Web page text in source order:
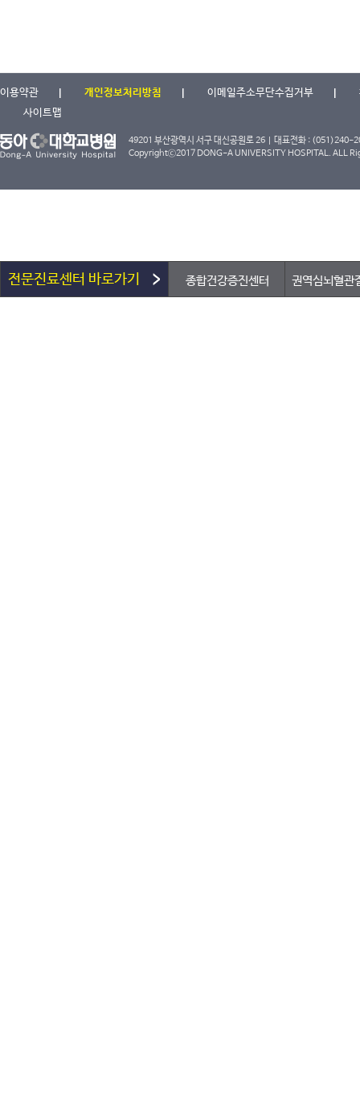
전문진료센터 바로가기 종합건강증진센터 권역심뇌혈관
이용약관 개인정보처리방침 이메일주소무단수집거부
사이트맵
49201 부산광역시 서구 대신공원로 26 | 대표전화 :
Copyrightⓒ2017 DONG-A UNIVERSITY HOSPITAL. ALL